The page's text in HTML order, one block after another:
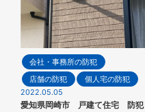
会社・事務所の防犯
店舗の防犯
個人宅の防犯
2022.05.05
愛知県岡崎市 戸建て住宅 防犯